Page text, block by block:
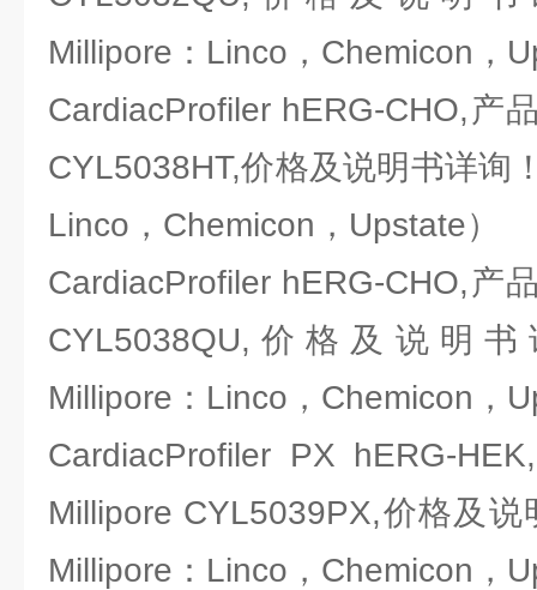
Millipore：Linco，Chemicon，
CardiacProfiler hERG-CHO,产
CYL5038HT,价格及说明书详询
Linco，Chemicon，Upstate）
CardiacProfiler hERG-CHO,产
CYL5038QU,价格及说明
Millipore：Linco，Chemicon，
CardiacProfiler PX hERG-
Millipore CYL5039PX,价格及
Millipore：Linco，Chemicon，